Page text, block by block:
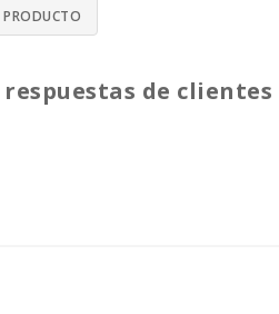
PRODUCTO
de clientes